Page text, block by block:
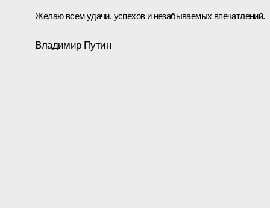
Желаю всем удачи, успехов и незабываемых впечатлений.
Владимир Путин